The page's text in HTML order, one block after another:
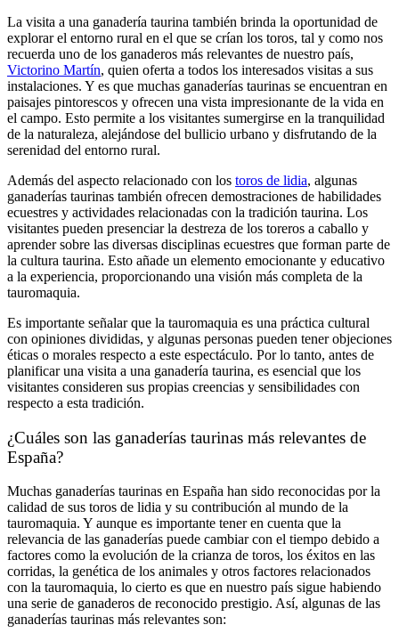
La visita a una ganadería taurina también brinda la oportunidad de
explorar el entorno rural en el que se crían los toros, tal y como nos
recuerda uno de los ganaderos más relevantes de nuestro país,
Victorino Martín, quien oferta a todos los interesados visitas a sus
instalaciones. Y es que muchas ganaderías taurinas se encuentran en
paisajes pintorescos y ofrecen una vista impresionante de la vida en
el campo. Esto permite a los visitantes sumergirse en la tranquilidad
de la naturaleza, alejándose del bullicio urbano y disfrutando de la
serenidad del entorno rural.
Además del aspecto relacionado con los toros de lidia, algunas
ganaderías taurinas también ofrecen demostraciones de habilidades
ecuestres y actividades relacionadas con la tradición taurina. Los
visitantes pueden presenciar la destreza de los toreros a caballo y
aprender sobre las diversas disciplinas ecuestres que forman parte de
la cultura taurina. Esto añade un elemento emocionante y educativo
a la experiencia, proporcionando una visión más completa de la
tauromaquia.
Es importante señalar que la tauromaquia es una práctica cultural
con opiniones divididas, y algunas personas pueden tener objeciones
éticas o morales respecto a este espectáculo. Por lo tanto, antes de
planificar una visita a una ganadería taurina, es esencial que los
visitantes consideren sus propias creencias y sensibilidades con
respecto a esta tradición.
¿Cuáles son las ganaderías taurinas más relevantes de
España?
Muchas ganaderías taurinas en España han sido reconocidas por la
calidad de sus toros de lidia y su contribución al mundo de la
tauromaquia. Y aunque es importante tener en cuenta que la
relevancia de las ganaderías puede cambiar con el tiempo debido a
factores como la evolución de la crianza de toros, los éxitos en las
corridas, la genética de los animales y otros factores relacionados
con la tauromaquia, lo cierto es que en nuestro país sigue habiendo
una serie de ganaderos de reconocido prestigio. Así, algunas de las
ganaderías taurinas más relevantes son: